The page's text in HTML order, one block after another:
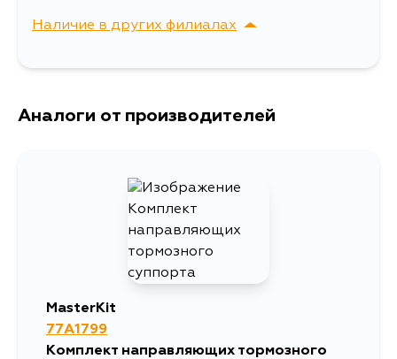
Наличие в других филиалах
г. Владивосток,
Аналоги от производителей
MasterKit
77A1799
Комплект направляющих тормозного